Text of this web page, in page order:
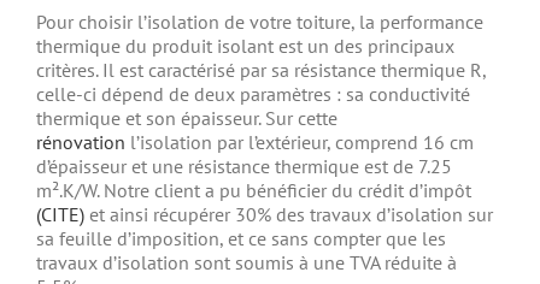
Pour choisir l’isolation de votre toiture, la performance
thermique du produit isolant est un des principaux
critères. Il est caractérisé par sa résistance thermique R,
celle-ci dépend de deux paramètres : sa conductivité
thermique et son épaisseur. Sur cette
rénovation l’isolation par l’extérieur, comprend 16 cm
d’épaisseur et une résistance thermique est de 7.25
m².K/W. Notre client a pu bénéficier du crédit d’impôt
(CITE) et ainsi récupérer 30% des travaux d’isolation sur
sa feuille d’imposition, et ce sans compter que les
travaux d’isolation sont soumis à une TVA réduite à